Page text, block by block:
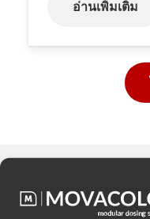
อ่านเพิ่มเติม